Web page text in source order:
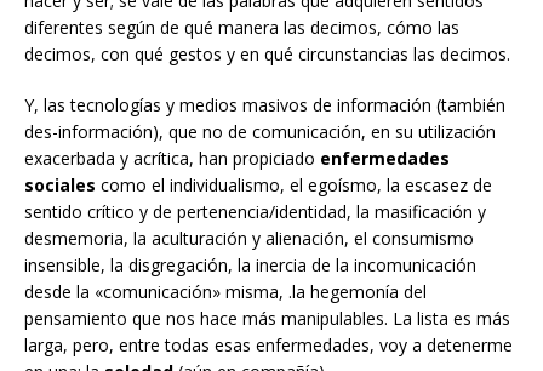
diferentes según de qué manera las decimos, cómo las
decimos, con qué gestos y en qué circunstancias las decimos.
Y, las tecnologías y medios masivos de información (también
des-información), que no de comunicación, en su utilización
exacerbada y acrítica, han propiciado enfermedades
sociales como el individualismo, el egoísmo, la escasez de
sentido crítico y de pertenencia/identidad, la masificación y
desmemoria, la aculturación y alienación, el consumismo
insensible, la disgregación, la inercia de la incomunicación
desde la «comunicación» misma, .la hegemonía del
pensamiento que nos hace más manipulables. La lista es más
larga, pero, entre todas esas enfermedades, voy a detenerme